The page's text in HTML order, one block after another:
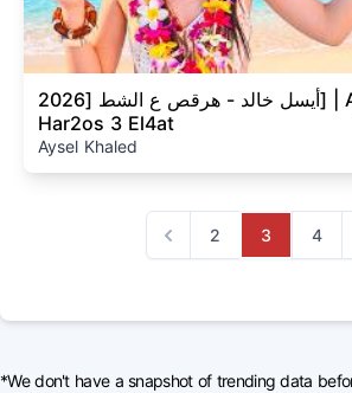
أيسل خالد - هرقص ع الشط [2026] | Aysel Khaled -
Har2os 3 El4at
Aysel Khaled
Previous
2 3 4
*We don't have a snapshot of trending data